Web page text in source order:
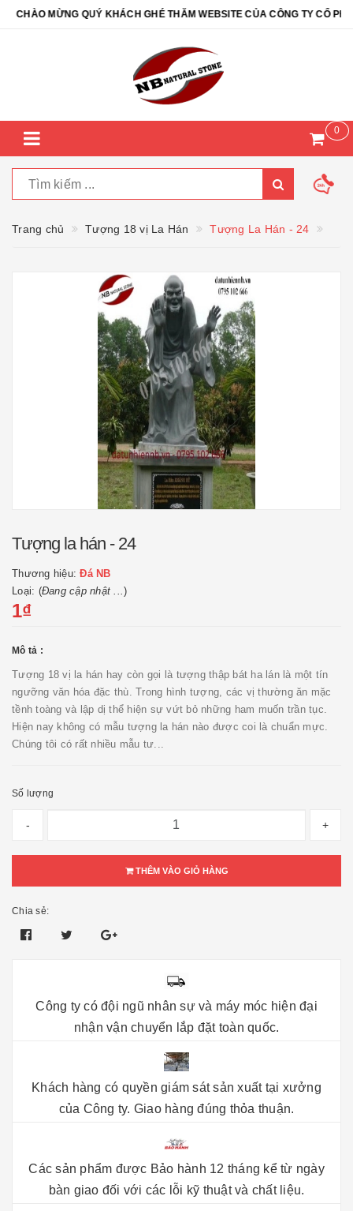
CHÀO MỪNG QUÝ KHÁCH GHÉ THĂM WEBSITE CỦA CÔNG TY CỔ
0
Trang chủ Tượng 18 vị La Hán Tượng La Hán - 24
Tượng la hán - 24
Thương hiệu:Đá NB
Loại: (Đang cập nhật ...)
1₫
Mô tả :
Tượng 18 vị la hán hay còn gọi là tượng thập bát ha lán là một tín
ngưỡng văn hóa đặc thù. Trong hình tượng, các vị thường ăn mặc
tềnh toàng và lập dị thể hiện sự vứt bỏ những ham muốn trần tục.
Hiện nay không có mẫu tượng la hán nào được coi là chuẩn mực.
Chúng tôi có rất nhiều mẫu tư...
Số lượng
- +
THÊM VÀO GIỎ HÀNG
Chia sẻ:
Công ty có đội ngũ nhân sự và máy móc hiện đại
nhận vận chuyển lắp đặt toàn quốc.
Khách hàng có quyền giám sát sản xuất tại xưởng
của Công ty. Giao hàng đúng thỏa thuận.
Các sản phẩm được Bảo hành 12 tháng kể từ ngày
bàn giao đối với các lỗi kỹ thuật và chất liệu.